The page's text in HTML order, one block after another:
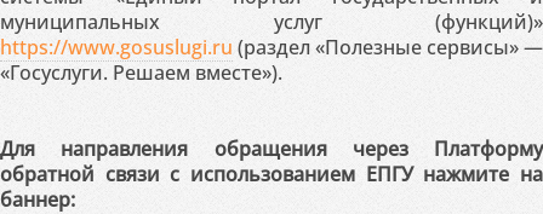
муниципальных услуг (функций)»
https://www.gosuslugi.ru (раздел «Полезные сервисы» —
«Госуслуги. Решаем вместе»).
Для направления обращения через Платформу
обратной связи с использованием ЕПГУ нажмите на
баннер: